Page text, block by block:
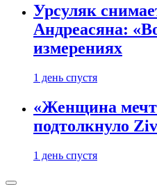
Урсуляк
Андреасяна:
измерениях
1 день спустя
«Женщина
подтолкнуло
1 день спустя